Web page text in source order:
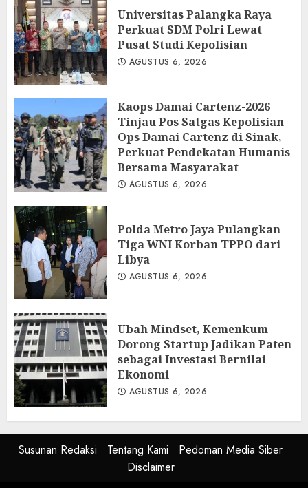
Universitas Palangka Raya
Perkuat SDM Polri Lewat
Pusat Studi Kepolisian
AGUSTUS 6, 2026
Kaops Damai Cartenz-2026
Tinjau Pos Satgas Kepolisian
Ops Damai Cartenz di Sinak,
Perkuat Pendekatan Humanis
Bersama Masyarakat
AGUSTUS 6, 2026
Polda Metro Jaya Pulangkan
Tiga WNI Korban TPPO dari
Libya
AGUSTUS 6, 2026
Ubah Mindset, Kemenkum
Dorong Startup Jadikan Paten
sebagai Investasi Bernilai
Ekonomi
AGUSTUS 6, 2026
Susunan Redaksi Tentang Kami
Pedoman Media Siber
Disclaimer